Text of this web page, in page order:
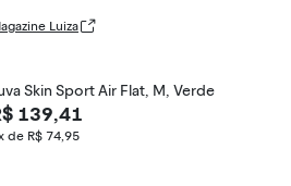
Luiza
Skin Sport Air Flat, M, Verde
139,41
de R$ 74,95